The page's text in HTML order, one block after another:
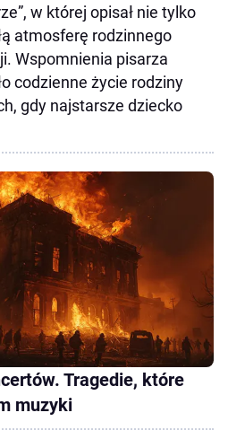
w której opisał nie tylko
atmosferę rodzinnego
Wspomnienia pisarza
codzienne życie rodziny
gdy najstarsze dziecko
Tragedie, które
muzyki